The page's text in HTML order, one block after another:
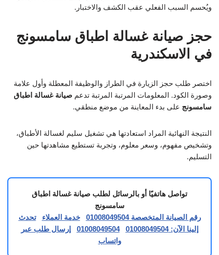
ويُحسم السبب الفعلي عقب الكشف والاختبار.
حجز صيانة غسالة اطباق سامسونج
في الاسكندرية
اختصر طلب حجز الزيارة في الطراز والوظيفة المعطلة وأول علامة
وصورة الكود. المعلومات المرتبة المرتبة تدعم صيانة غسالة اطباق
سامسونج على بدء المعاينة من موضع منطقي.
النتيجة النهائية المراد استعادتها هي تشغيل سليم لغسالة الأطباق،
وتشخيص مفهوم، وسعر معلوم، وتجربة تستطيع مشاهدتها حين
التسليم.
تواصل هاتفيًا أو بالرسائل لطلب صيانة غسالة اطباق
سامسونج
رقم الصيانة المتخصصة 01008049504
خدمة العملاء
تحدث
إلينا الآن: 01008049504
01008049504
إرسال طلب عبر
واتساب